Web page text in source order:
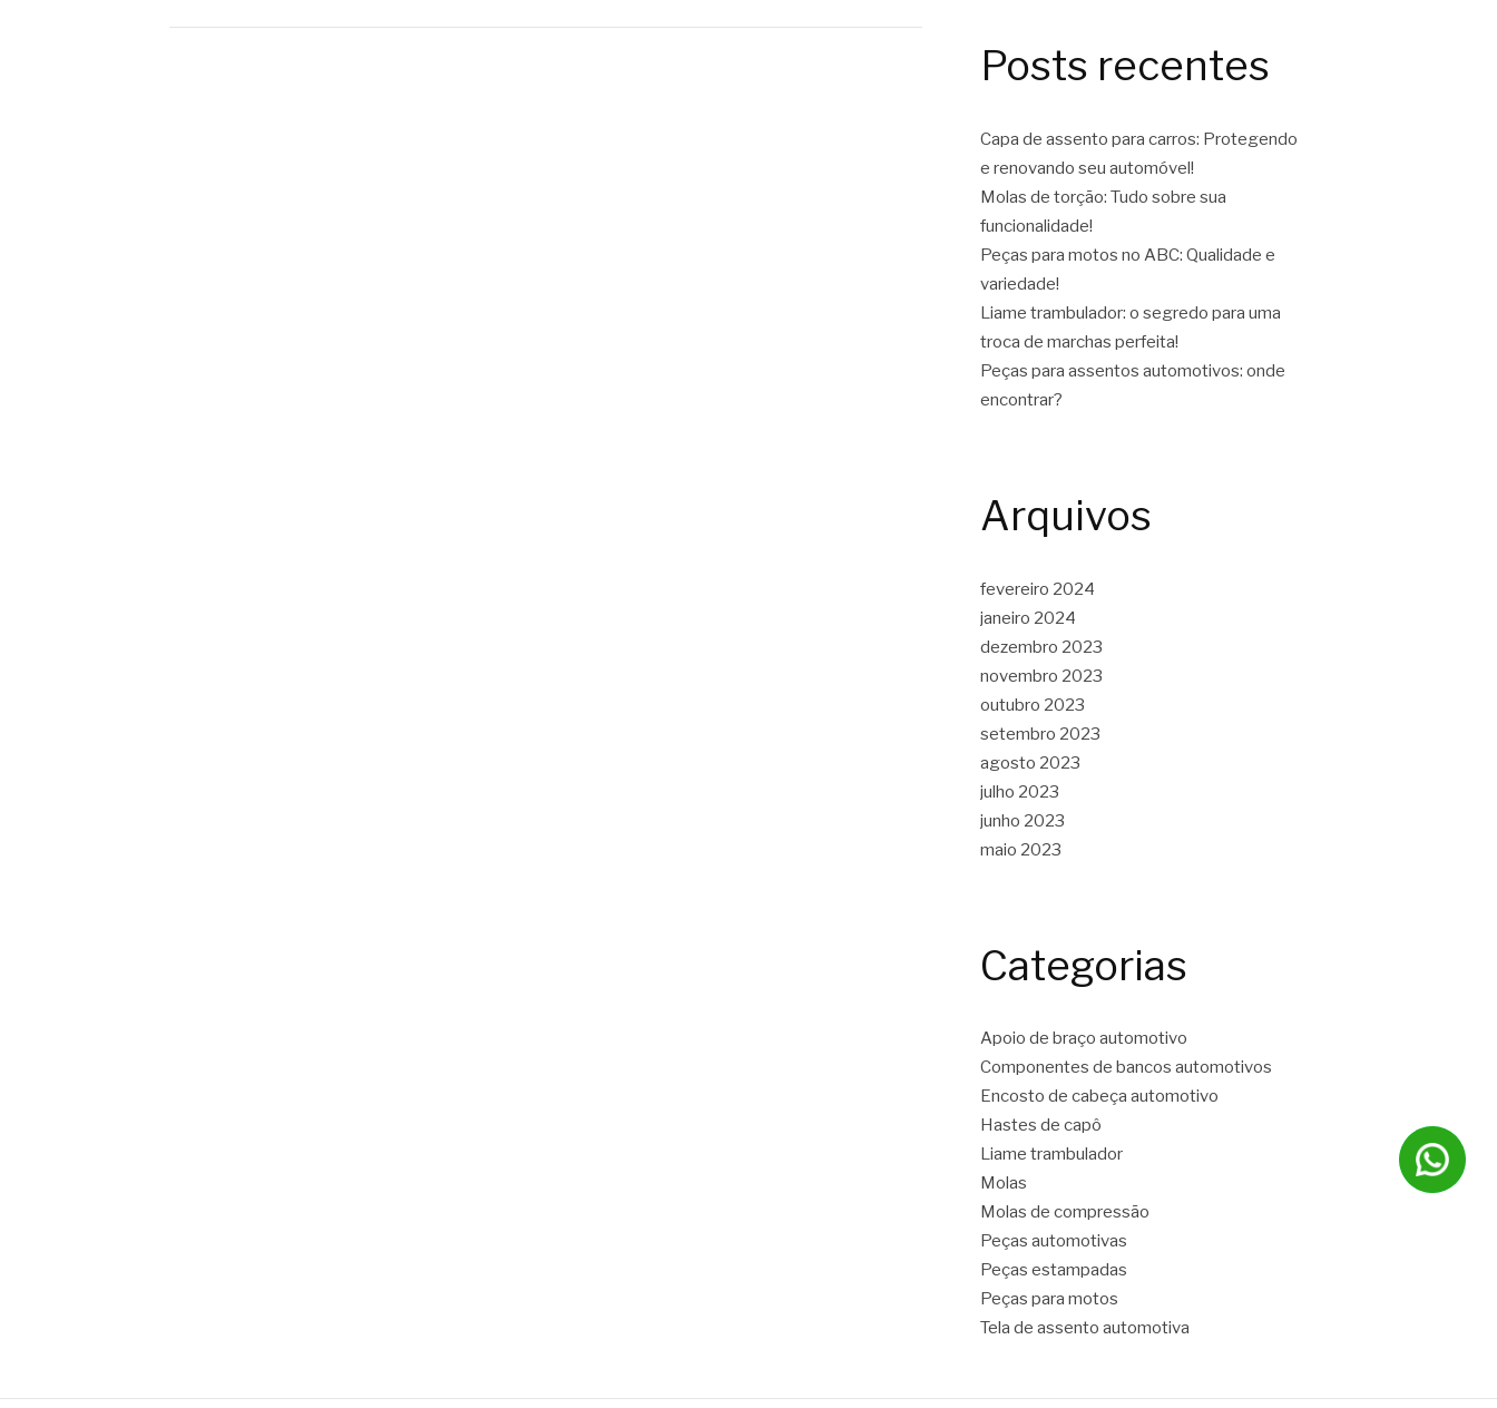
Posts recentes
Capa de assento para carros: Protegendo
e renovando seu automóvel!
Molas de torção: Tudo sobre sua
funcionalidade!
Peças para motos no ABC: Qualidade e
variedade!
Liame trambulador: o segredo para uma
troca de marchas perfeita!
Peças para assentos automotivos: onde
encontrar?
Arquivos
fevereiro 2024
janeiro 2024
dezembro 2023
novembro 2023
outubro 2023
setembro 2023
agosto 2023
julho 2023
junho 2023
maio 2023
Categorias
Apoio de braço automotivo
Componentes de bancos automotivos
Encosto de cabeça automotivo
Hastes de capô
Liame trambulador
Molas
Molas de compressão
Peças automotivas
Peças estampadas
Peças para motos
Tela de assento automotiva